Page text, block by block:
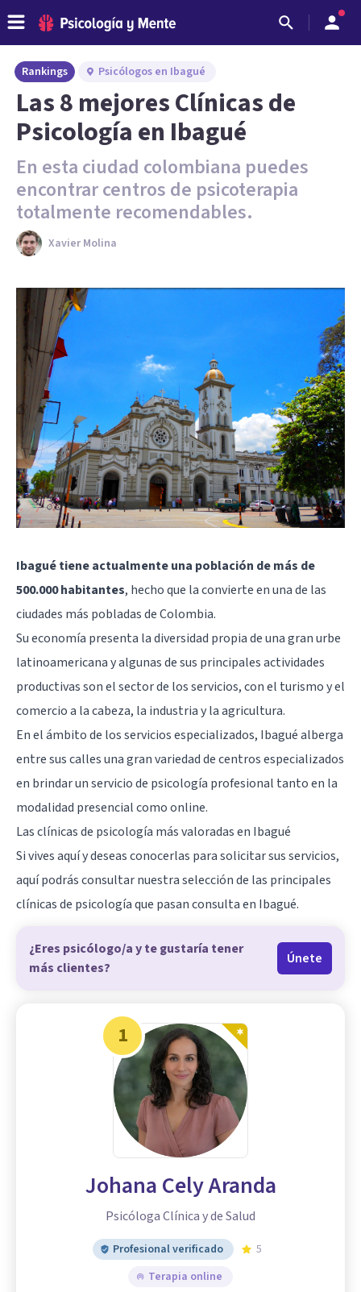
Rankings Psicólogos en Ibagué
Las 8 mejores Clínicas de
Psicología en Ibagué
En esta ciudad colombiana puedes
encontrar centros de psicoterapia
totalmente recomendables.
Xavier Molina
Ibagué tiene actualmente una población de más de
500.000 habitantes, hecho que la convierte en una de las
ciudades más pobladas de Colombia.
Su economía presenta la diversidad propia de una gran urbe
latinoamericana y algunas de sus principales actividades
productivas son el sector de los servicios, con el turismo y el
comercio a la cabeza, la industria y la agricultura.
En el ámbito de los servicios especializados, Ibagué alberga
entre sus calles una gran variedad de centros especializados
en brindar un servicio de psicología profesional tanto en la
modalidad presencial como online.
Las clínicas de psicología más valoradas en Ibagué
Si vives aquí y deseas conocerlas para solicitar sus servicios,
aquí podrás consultar nuestra selección de las principales
clínicas de psicología que pasan consulta en Ibagué.
¿Eres psicólogo/a y te gustaría tener
más clientes?
Únete
1
Johana Cely Aranda
Psicóloga Clínica y de Salud
Profesional verificado
5
Terapia online